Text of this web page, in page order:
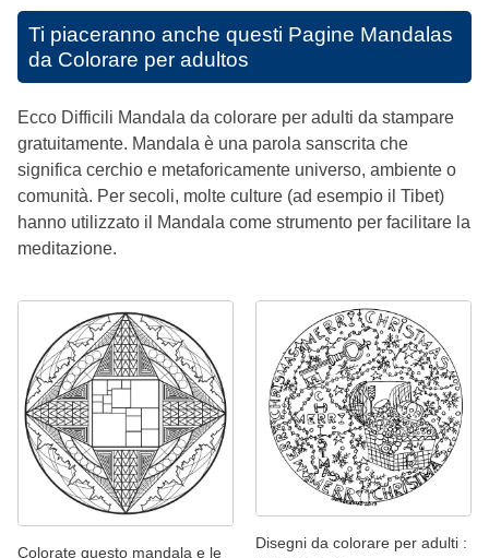
Ti piaceranno anche questi Pagine Mandalas
da Colorare per adultos
Ecco Difficili Mandala da colorare per adulti da stampare
gratuitamente. Mandala è una parola sanscrita che
significa cerchio e metaforicamente universo, ambiente o
comunità. Per secoli, molte culture (ad esempio il Tibet)
hanno utilizzato il Mandala come strumento per facilitare la
meditazione.
Colorate questo mandala e le
Disegni da colorare per adulti :